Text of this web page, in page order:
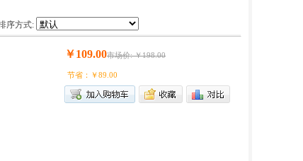
序方式:
￥109.00市场价: ￥198.00
节省：￥89.00